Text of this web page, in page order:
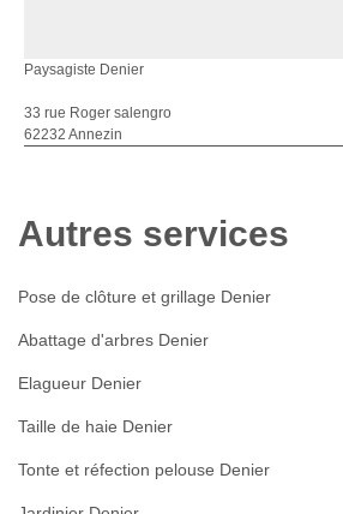
Paysagiste Denier
33 rue Roger salengro
62232 Annezin
Autres services
Pose de clôture et grillage Denier
Abattage d'arbres Denier
Elagueur Denier
Taille de haie Denier
Tonte et réfection pelouse Denier